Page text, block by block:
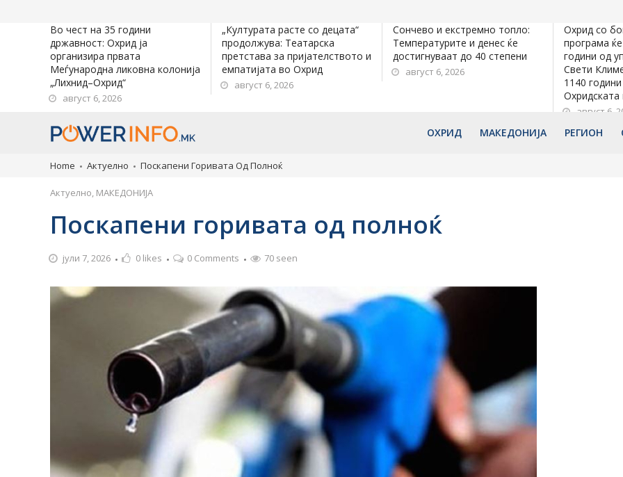
Во чест на 35 години
државност: Охрид ја
организира првата
Меѓународна ликовна колонија
„Лихнид–Охрид“
август 6, 2026
„Културата расте со децата“
продолжува: Театарска
претстава за пријателството и
емпатијата во Охрид
август 6, 2026
Сончево и екстремно топло:
Температурите и денес ќе
достигнуваат до 40 степени
август 6, 2026
Охрид со
програма
години од
Свети
1140
август 6,
ОХРИД МАКЕДОНИЈА РЕГИОН
Home Актуелно Пoскапени Горивата Од Полноќ
Актуелно, МАКЕДОНИЈА
Пoскапени горивата од полноќ
јули 7, 2026 0 likes 0 Comments 70 seen